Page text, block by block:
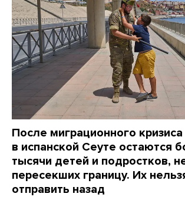
После миграционного кризиса
в испанской Сеуте остаются
тысячи детей и подростков,
пересекших границу. Их
отправить назад